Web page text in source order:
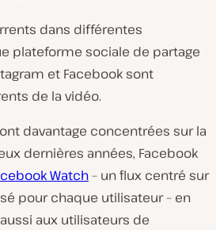
dans différentes
plateforme sociale de partage
et Facebook sont
de la vidéo.
davantage concentrées sur la
dernières années, Facebook
Watch– un flux centré sur
pour chaque utilisateur – en
aux utilisateurs de